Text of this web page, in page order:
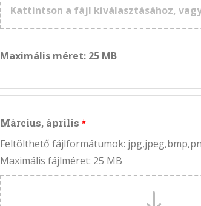
Kattintson a fájl kiválasztásához,
Maximális méret: 25 MB
Március, április
Feltölthető fájlformátumok:
Maximális fájlméret: 25 MB